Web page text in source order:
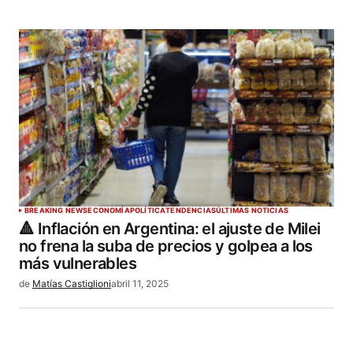
BREAKING NEWSECONOMÍAPOLÍTICATENDENCIASÚLTIMAS NOTICIAS
🔺 Inflación en Argentina: el ajuste de Milei
no frena la suba de precios y golpea a los
más vulnerables
de Matías Castiglioniabril 11, 2025